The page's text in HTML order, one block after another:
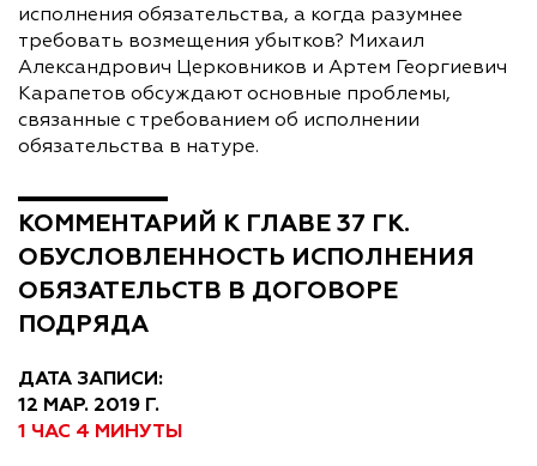
исполнения обязательства, а когда разумнее
требовать возмещения убытков? Михаил
Александрович Церковников и Артем Георгиевич
Карапетов обсуждают основные проблемы,
связанные с требованием об исполнении
обязательства в натуре.
КОММЕНТАРИЙ К ГЛАВЕ 37 ГК.
ОБУСЛОВЛЕННОСТЬ ИСПОЛНЕНИЯ
ОБЯЗАТЕЛЬСТВ В ДОГОВОРЕ
ПОДРЯДА
ДАТА ЗАПИСИ:
12 МАР. 2019 Г.
1 ЧАС 4 МИНУТЫ